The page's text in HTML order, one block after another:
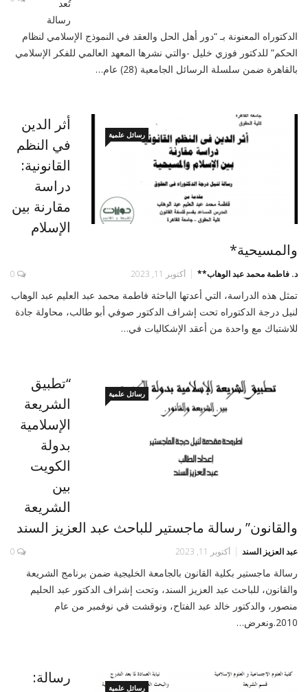
تُعد
رسالة
الدكتوراه المعنونة بـ “دور أهل الحل والعقد في النموذج الإسلامي لنظام
الحكم” للدكتور فوزي خليل -والتي نشرها المعهد العالمي للفكر الإسلامي
بالقاهرة ضمن سلسلة الرسائل الجامعية (28) عام…
رسائل علمية
أثر الدين
في النظم
القانونية:
دراسة
مقارنة بين
الإسلام
والمسيحية*
د. فاطمة محمد عبد الوهاب** أكتوبر 11, 2023 0
تمثل هذه الدراسة، التي أعدتها الباحثة فاطمة محمد عبد العليم عبد الوهاب
لنيل درجة الدكتوراه تحت إشراف الدكتور صوفي أبو طالب، محاولة جادة
للاشتباك مع واحدة من أعقد الإشكاليات في…
رسائل علمية
“تطبيق
الشريعة
الإسلامية
بدولة
الكويت
بين
الشريعة
والقانون” رسالة ماجستير للباحث عبد العزيز السند
عبد العزيز السند أكتوبر 11, 2023 0
رسالة ماجستير بكلية القانون بالجامعة الخليجية ضمن برنامج الشريعة
والقانون، للباحث عبد العزيز السند، وتحت إشراف الدكتور عبد الحليم
منصور، والدكتور خالد عبد الفتاح، ونوقشت في نوفمبر من عام
2010.ونعرض…
رسائل علمية
رسالة: